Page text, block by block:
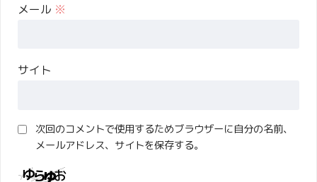
メール ※
サイト
次回のコメントで使用するためブラウザーに自分の名前、
メールアドレス、サイトを保存する。